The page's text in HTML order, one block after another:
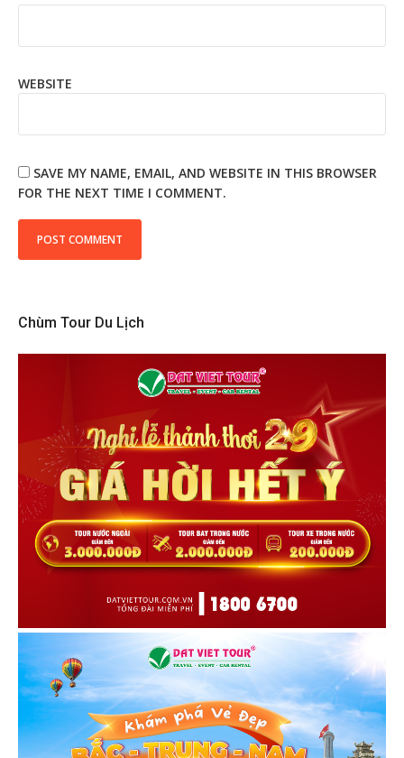
WEBSITE
SAVE MY NAME, EMAIL, AND WEBSITE IN THIS BROWSER
FOR THE NEXT TIME I COMMENT.
Chùm Tour Du Lịch